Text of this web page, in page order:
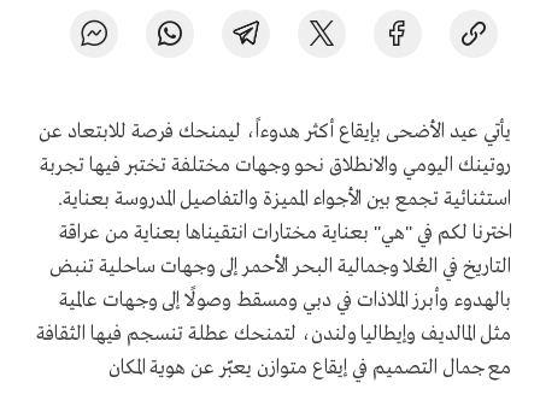
يأتي عيد الأضحى بإيقاع أكثر هدوءاً، ليمنحك فرصة للابتعاد عن
روتينك اليومي والانطلاق نحو وجهات مختلفة تختبر فيها تجربة
استثنائية تجمع بين الأجواء المميزة والتفاصيل المدروسة بعناية.
اخترنا لكم في "هي" بعناية مختارات انتقيناها بعناية من عراقة
التاريخ في العُلا وجمالية البحر الأحمر إلى وجهات ساحلية تنبض
بالهدوء وأبرز الملاذات في دبي ومسقط وصولًا إلى وجهات عالمية
مثل المالديف وإيطاليا ولندن، لتمنحك عطلة تنسجم فيها الثقافة
مع جمال التصميم في إيقاع متوازن يعبّر عن هوية المكان